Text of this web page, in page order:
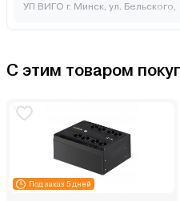
УП ВИГО г. Минск, ул. Бельского,
С этим товаром
Под заказ 5 дней